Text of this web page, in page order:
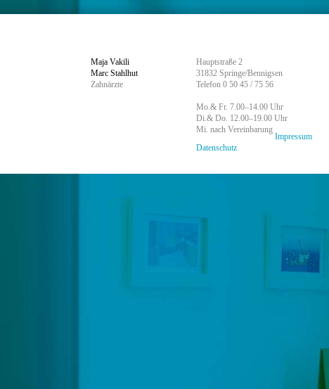
Maja Vakili
Marc Stahlhut
Zahnärzte
Hauptstraße 2
31832 Springe/Bennigsen
Telefon 0 50 45 / 75 56
Mo.& Fr. 7.00–14.00 Uhr
Di.& Do. 12.00–19.00 Uhr
Mi. nach Vereinbarung
Impressum
Datenschutz